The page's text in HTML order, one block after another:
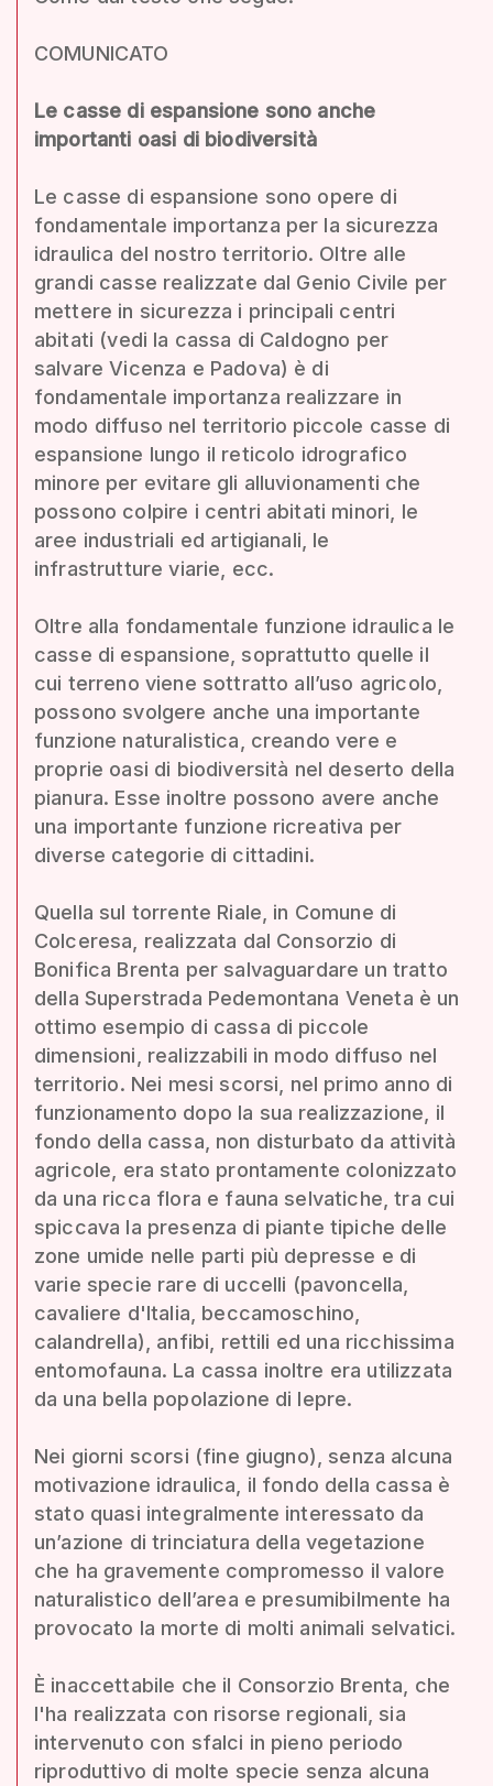
COMUNICATO
Le casse di espansione sono anche
importanti oasi di biodiversità
Le casse di espansione sono opere di
fondamentale importanza per la sicurezza
idraulica del nostro territorio. Oltre alle
grandi casse realizzate dal Genio Civile per
mettere in sicurezza i principali centri
abitati (vedi la cassa di Caldogno per
salvare Vicenza e Padova) è di
fondamentale importanza realizzare in
modo diffuso nel territorio piccole casse di
espansione lungo il reticolo idrografico
minore per evitare gli alluvionamenti che
possono colpire i centri abitati minori, le
aree industriali ed artigianali, le
infrastrutture viarie, ecc.
Oltre alla fondamentale funzione idraulica le
casse di espansione, soprattutto quelle il
cui terreno viene sottratto all’uso agricolo,
possono svolgere anche una importante
funzione naturalistica, creando vere e
proprie oasi di biodiversità nel deserto della
pianura. Esse inoltre possono avere anche
una importante funzione ricreativa per
diverse categorie di cittadini.
Quella sul torrente Riale, in Comune di
Colceresa, realizzata dal Consorzio di
Bonifica Brenta per salvaguardare un tratto
della Superstrada Pedemontana Veneta è un
ottimo esempio di cassa di piccole
dimensioni, realizzabili in modo diffuso nel
territorio. Nei mesi scorsi, nel primo anno di
funzionamento dopo la sua realizzazione, il
fondo della cassa, non disturbato da attività
agricole, era stato prontamente colonizzato
da una ricca flora e fauna selvatiche, tra cui
spiccava la presenza di piante tipiche delle
zone umide nelle parti più depresse e di
varie specie rare di uccelli (pavoncella,
cavaliere d'Italia, beccamoschino,
calandrella), anfibi, rettili ed una ricchissima
entomofauna. La cassa inoltre era utilizzata
da una bella popolazione di lepre.
Nei giorni scorsi (fine giugno), senza alcuna
motivazione idraulica, il fondo della cassa è
stato quasi integralmente interessato da
un’azione di trinciatura della vegetazione
che ha gravemente compromesso il valore
naturalistico dell’area e presumibilmente ha
provocato la morte di molti animali selvatici.
È inaccettabile che il Consorzio Brenta, che
l'ha realizzata con risorse regionali, sia
intervenuto con sfalci in pieno periodo
riproduttivo di molte specie senza alcuna